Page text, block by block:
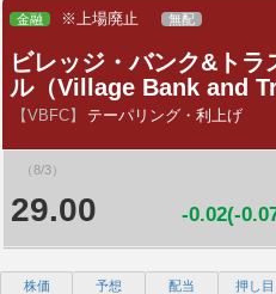
金融 ※上場廃止 無配
ビレッジ・バンク&トラ
ル（Village Bank and
【VBFC】 テーパリング・利上げ
（8/3）
29.00 -0.02(-
株価 予想 配当 押し目